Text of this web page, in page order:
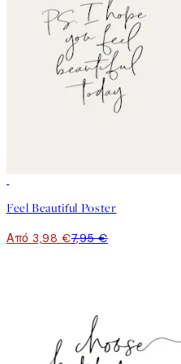
Feel Beautiful Poster
Από 3,98 €7,95 €